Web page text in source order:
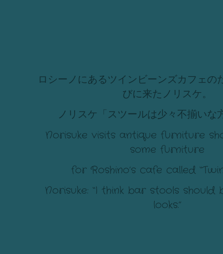
ロシーノにあるツインビーンズカフェの
びに来たノリスケ。
ノリスケ「スツールは少々不揃いな
Norisuke visits antique furniture
some furniture
for Roshino’s cafe called
Norisuke: “I think bar stools should
looks.”